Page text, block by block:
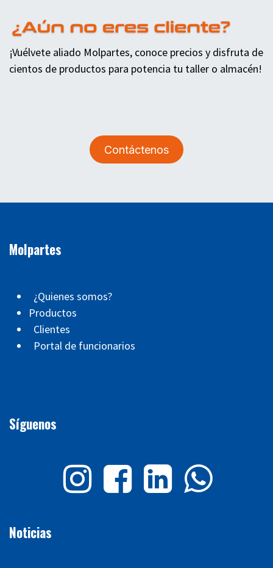
¡Vuélvete aliado Molpartes, conoce precios y disfruta de
cientos de productos para potencia tu taller o almacén!
Contáctenos
Molpartes
¿Quienes somos?
Productos
Clientes
Portal de funcionarios
Síguenos
Noticias